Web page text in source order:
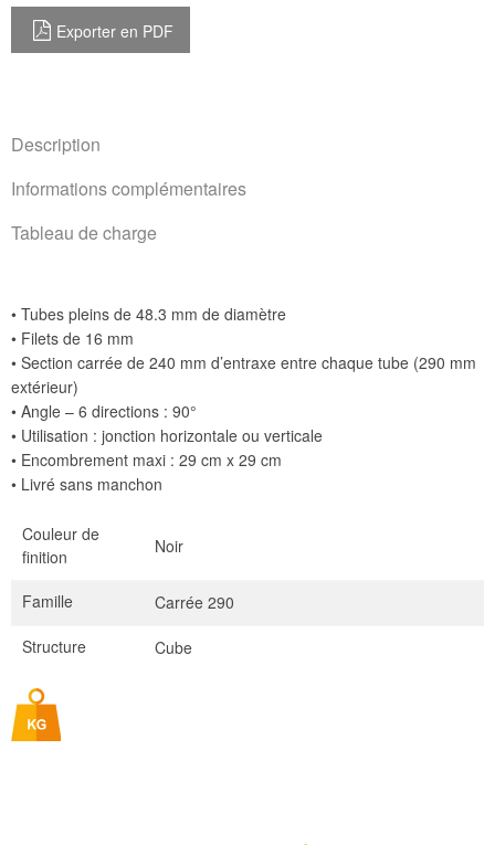
Exporter en PDF
Description
Informations complémentaires
Tableau de charge
• Tubes pleins de 48.3 mm de diamètre
• Filets de 16 mm
• Section carrée de 240 mm d’entraxe entre chaque tube (290 mm
extérieur)
• Angle – 6 directions : 90°
• Utilisation : jonction horizontale ou verticale
• Encombrement maxi : 29 cm x 29 cm
• Livré sans manchon
Couleur de
finition
Noir
Famille
Carrée 290
Structure
Cube